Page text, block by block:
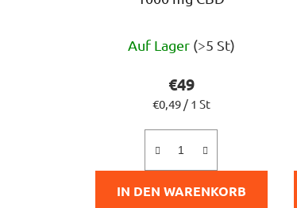
durchschnittliche
Produktbewertung
ist
5,0
von
5
Sternen.
Auf Lager (>5 St)
€49
Verkaufspreis:
€0,49 / 1 St
IN DEN WARENKORB